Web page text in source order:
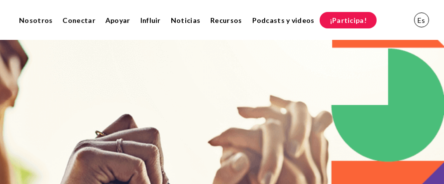
Nosotros Conectar Apoyar Influir Noticias Recursos Podcasts y videos ¡Participa! Es